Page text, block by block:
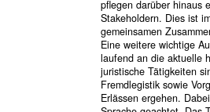
pflegen darüber hinaus
Stakeholdern. Dies ist
gemeinsamen
Eine weitere wichtige
laufend an die aktuelle
juristische Tätigkeiten
Fremdlegistik sowie
Erlässen ergehen.